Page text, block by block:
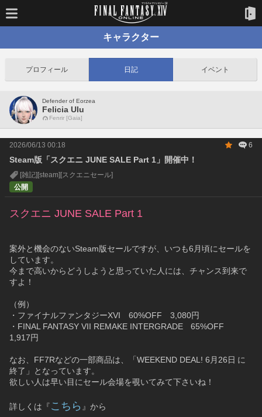
キャラクター
プロフィール 日記 イベント
Defender of Eorzea
Felicia Ulu
Fenrir [Gaia]
2026/06/13 00:18 6
Steam版「スクエニ JUNE SALE Part 1」開催中！
[雑記] [steam] [スクエニセール]
公開
スクエニ JUNE SALE Part 1
案外と機会のないSteam版セールですが、いつも6月頃にセールを
しています。
今まで高いからどうしようと思っていた人には、チャンス到来で
すよ！
（例）
・ファイナルファンタジーXVI　60%OFF　3,080円
・FINAL FANTASY VII REMAKE INTERGRADE　65%OFF
1,917円
なお、FF7Rなどの一部商品は、「WEEKEND DEAL! 6月26日 に
終了」となっています。
欲しい人は早い目にセール会場を覗いてみて下さいね！
詳しくは『こちら 』から